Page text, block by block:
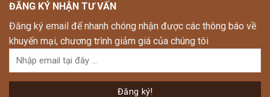
ĐĂNG KÝ NHẬN TƯ VẤN
Đăng ký email để nhanh chóng nhận được các thông báo về
khuyến mại, chương trình giảm giá của chúng tôi